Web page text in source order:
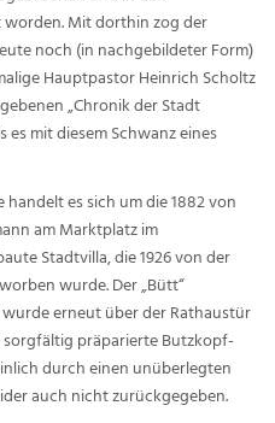
Mit dorthin zog der
noch (in nachgebildeter Form)
Hauptpastor Heinrich Scholtz
„Chronik der Stadt
mit diesem Schwanz eines
es sich um die 1882 von
am Marktplatz im
Stadtvilla, die 1926 von der
wurde. Der „Bütt“
erneut über der Rathaustür
sorgfältig präparierte Butzkopf-
durch einen unüberlegten
auch nicht zurückgegeben.